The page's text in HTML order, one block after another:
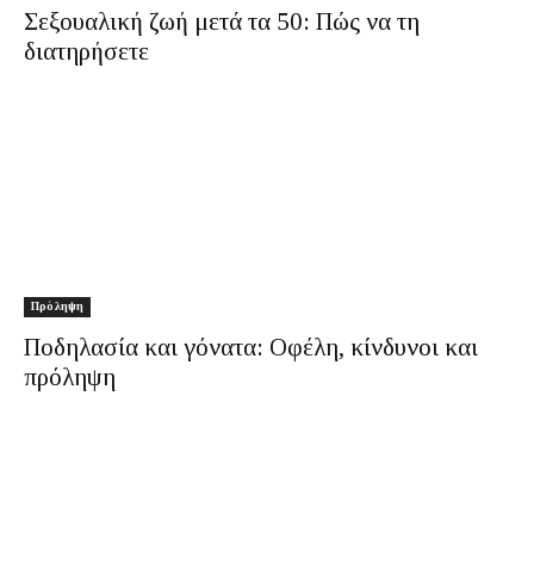
Σεξουαλική ζωή μετά τα 50: Πώς να τη
διατηρήσετε
Πρόληψη
Ποδηλασία και γόνατα: Οφέλη, κίνδυνοι και
πρόληψη